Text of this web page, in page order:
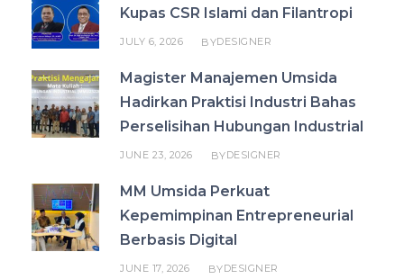
Kupas CSR Islami dan Filantropi
JULY 6, 2026 BYDESIGNER
Magister Manajemen Umsida
Hadirkan Praktisi Industri Bahas
Perselisihan Hubungan Industrial
JUNE 23, 2026 BYDESIGNER
MM Umsida Perkuat
Kepemimpinan Entrepreneurial
Berbasis Digital
JUNE 17, 2026 BYDESIGNER